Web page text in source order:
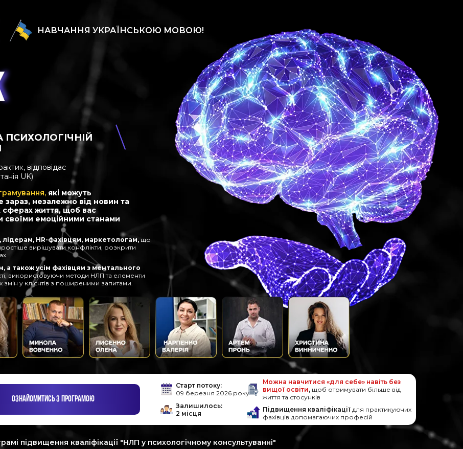
ПСИХОЛОГІЧНІЙ
відповідає
UK)
які можуть
незалежно від новин та
сферах життя, щоб вас
своїми емоційними станами
підвищення кваліфікації "НЛП у психологічному консультуванні"
HR-фахівцям, маркетологам, що
вирішувати конфлікти, розкрити
також усім фахівцям з ментального
використовуючи методи НЛП та елементи
у клієнтів з поширеними запитами.
ОЗНАЙОМИТИСЬ З ПРОГРАМОЮ
Старт потоку:
09 березня 2026 року
Залишилось:
2 місця
Можна навчитися «для себе» навіть без
вищої освіти, щоб отримувати більше від
життя та стосунків
НАВЧАННЯ УКРАЇНСЬКОЮ МОВОЮ!
Підвищення кваліфікації для практикуючих
фахівців допомагаючих професій